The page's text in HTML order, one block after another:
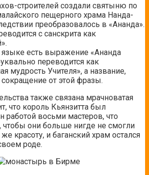
строителей создали святыню по
пещерного храма Нанда-
преобразовалось в «Ананда».
с санскрита как
есть выражение «Ананда
переводится как
мудрость Учителя», а название,
от этой фразы.
также связана мрачноватая
что король Кьянзитта был
работой восьми мастеров, что
чтобы они больше нигде не смогли
красоту, и баганский храм остался
роде.